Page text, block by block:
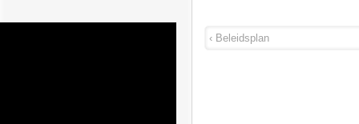
‹ Beleidsplan